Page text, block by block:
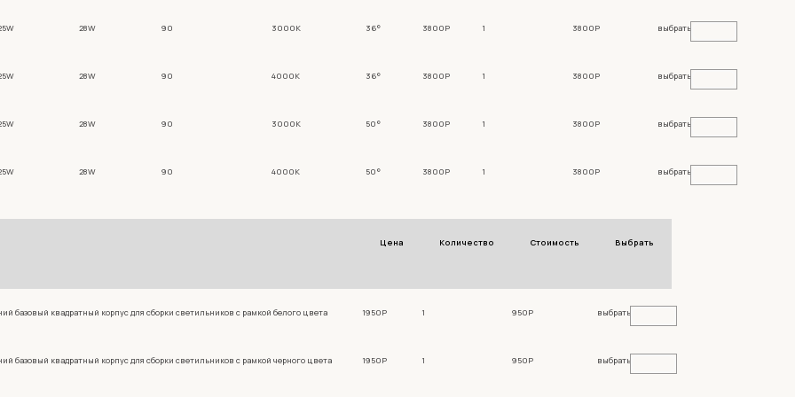
28W 90 3000К 36° 3800Р 1 3800Р выбрать
28W 90 4000К 36° 3800Р 1 3800Р выбрать
28W 90 3000К 50° 3800Р 1 3800Р выбрать
28W 90 4000К 50° 3800Р 1 3800Р выбрать
Цена Количество Стоимость Выбрать
базовый квадратный корпус для сборки светильников с рамкой белого цвета 1950Р 1 950Р выбрать
базовый квадратный корпус для сборки светильников с рамкой черного цвета 1950Р 1 950Р выбрать